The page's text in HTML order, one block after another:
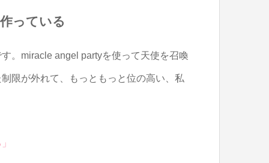
っている
。miracle angel partyを使って天使を召喚
限が外れて、もっともっと位の高い、私